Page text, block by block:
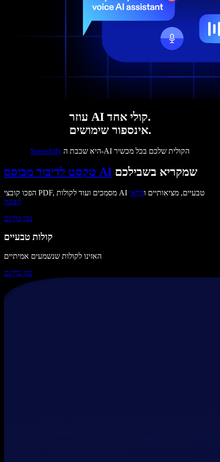
עוזר AI קולי אחד.
אינספור שימושים.
Speechify היא שכבת ה-AI הקולית שלכם בכל מכשיר
טקסט לדיבור מבוסס AI שמקריא בשבילכם
הפכו קובצי PDF, מסמכים ועוד לקולות AI טבעיים, מציאותיים ומלאי
הבעה
נסו בחינם
קולות טבעיים
האזינו לקולות שנשמעים אמיתיים
נסו בחינם